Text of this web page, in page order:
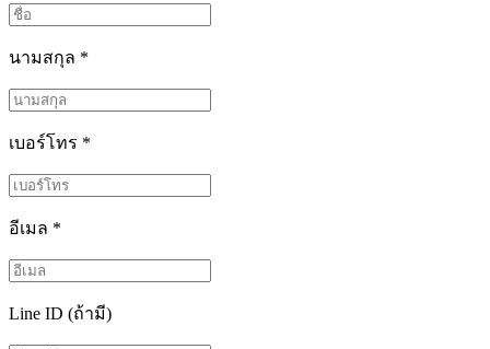
นามสกุล *
เบอร์โทร *
อีเมล *
Line ID (ถ้ามี)